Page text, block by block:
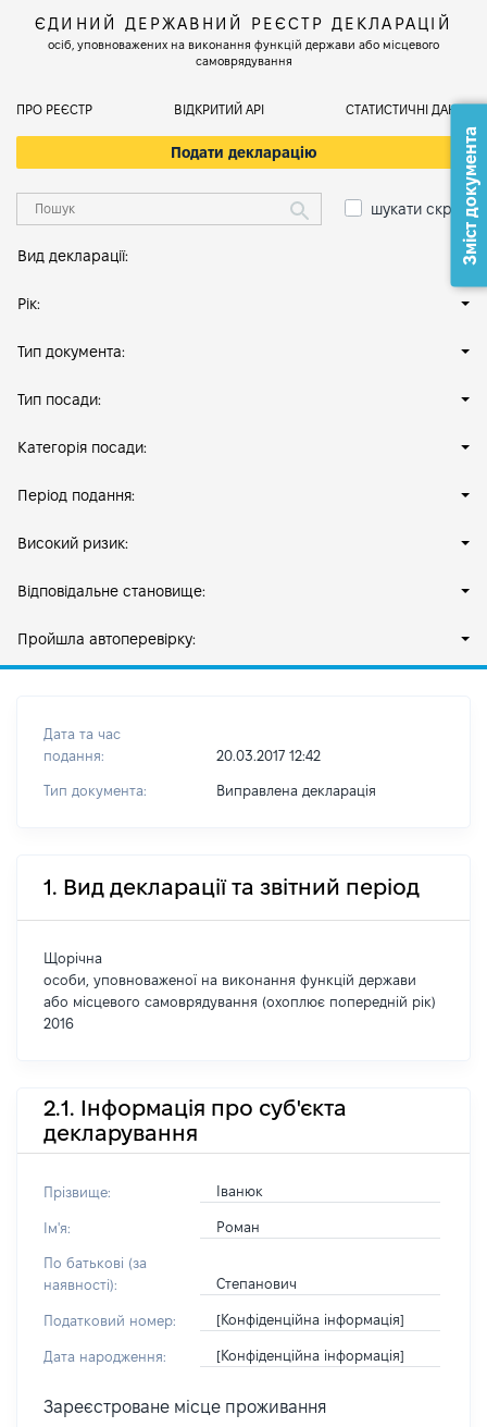
ЄДИНИЙ ДЕРЖАВНИЙ РЕЄСТР ДЕКЛАРАЦІЙ
осіб, уповноважених на виконання функцій держави або місцевого
самоврядування
ПРО РЕЄСТР ВІДКРИТИЙ АРІ СТАТИСТИЧНІ ДАНІ
Подати декларацію
шукати скрізь
Вид декларації:
Рік:
Тип документа:
Тип посади:
Категорія посади:
Період подання:
Високий ризик:
Відповідальне становище:
Пройшла автоперевірку:
Дата та час
подання:
20.03.2017 12:42
Тип документа: Виправлена декларація
1. Вид декларації та звітний період
Щорічна
особи, уповноваженої на виконання функцій держави
або місцевого самоврядування (охоплює попередній рік)
2016
2.1. Інформація про суб'єкта
декларування
Прізвище: Іванюк
Ім'я: Роман
По батькові (за
наявності):
Степанович
Податковий номер: [Конфіденційна інформація]
Дата народження: [Конфіденційна інформація]
Зареєстроване місце проживання
Зміст документа